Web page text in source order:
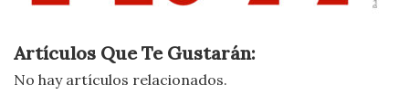
Artículos Que Te Gustarán:
No hay artículos relacionados.